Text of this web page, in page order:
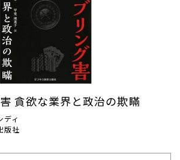
貪欲な業界と政治の欺瞞
ディ
版社